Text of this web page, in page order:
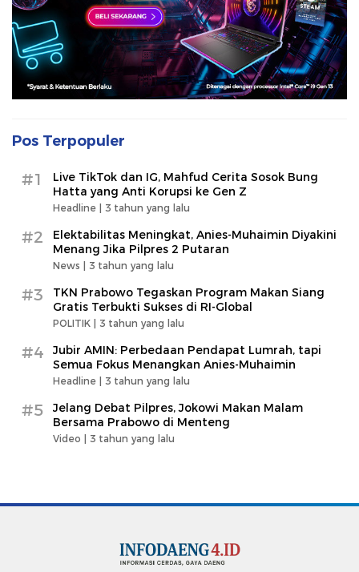
Pos Terpopuler
#1
Live TikTok dan IG, Mahfud Cerita Sosok Bung
Hatta yang Anti Korupsi ke Gen Z
Headline | 3 tahun yang lalu
#2
Elektabilitas Meningkat, Anies-Muhaimin Diyakini
Menang Jika Pilpres 2 Putaran
News | 3 tahun yang lalu
#3
TKN Prabowo Tegaskan Program Makan Siang
Gratis Terbukti Sukses di RI-Global
POLITIK | 3 tahun yang lalu
#4
Jubir AMIN: Perbedaan Pendapat Lumrah, tapi
Semua Fokus Menangkan Anies-Muhaimin
Headline | 3 tahun yang lalu
#5
Jelang Debat Pilpres, Jokowi Makan Malam
Bersama Prabowo di Menteng
Video | 3 tahun yang lalu